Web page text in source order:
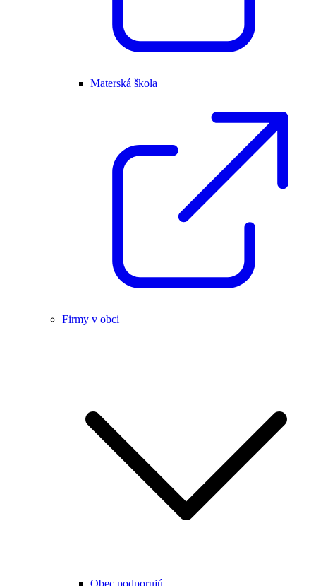
Materská škola
Firmy v obci